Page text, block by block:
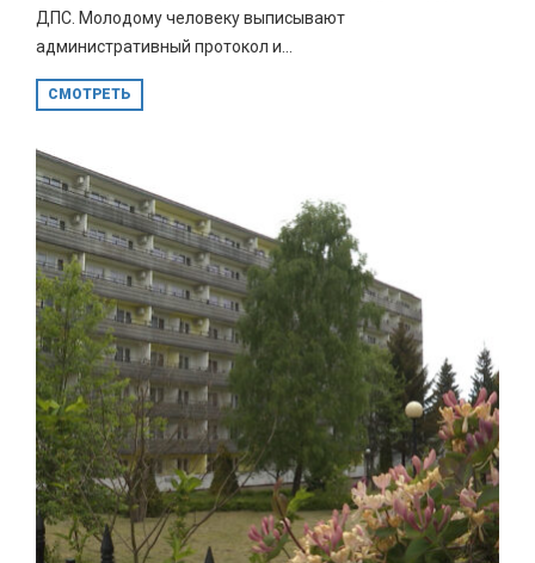
ДПС. Молодому человеку выписывают
административный протокол и...
СМОТРЕТЬ